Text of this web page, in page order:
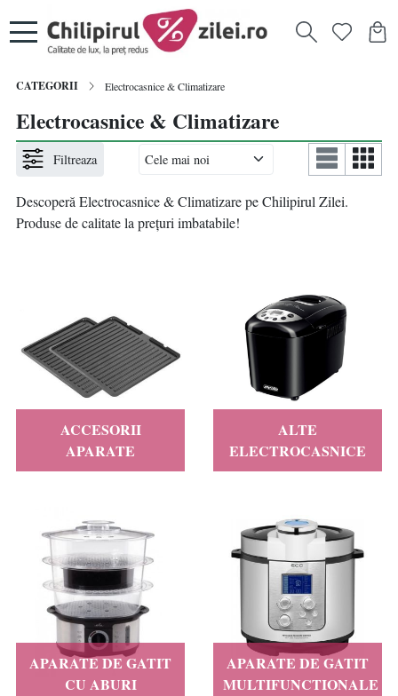
CATEGORII Electrocasnice & Climatizare
Electrocasnice & Climatizare
Filtreaza
Descoperă Electrocasnice & Climatizare pe Chilipirul Zilei.
Produse de calitate la prețuri imbatabile!
ACCESORII
APARATE
ALTE
ELECTROCASNICE
APARATE DE GATIT
CU ABURI
APARATE DE GATIT
MULTIFUNCTIONALE